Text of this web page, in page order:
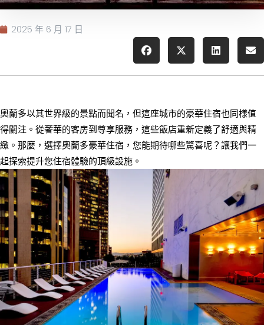
2025 年 6 月 17 日
奧蘭多以其世界級的景點而聞名，但這座城市的豪華住宿也同樣值
得關注。從奢華的客房到尊享服務，這些飯店重新定義了舒適與精
緻。那麼，選擇奧蘭多豪華住宿，您能期待哪些驚喜呢？讓我們一
起探索提升您住宿體驗的頂級設施。